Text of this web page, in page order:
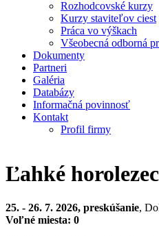
Rozhodcovské kurzy
Kurzy staviteľov ciest
Práca vo výškach
Všeobecná odborná
Dokumenty
Partneri
Galéria
Databázy
Informačná povinnosť
Kontakt
Profil firmy
Ľahké
25. - 26. 7. 2026, preskúšanie,
Voľné miesta: 0